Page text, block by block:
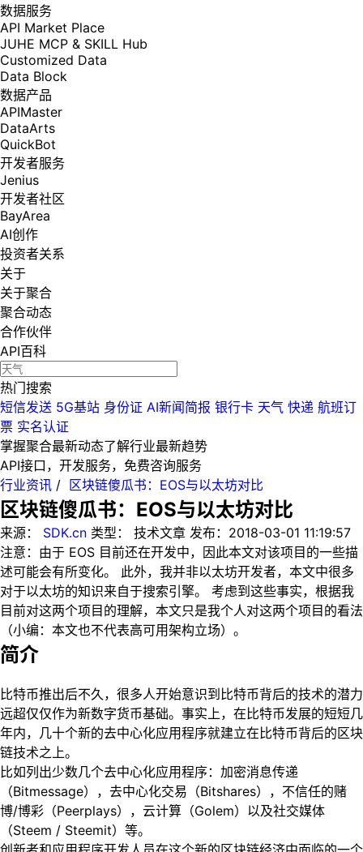
数据服务
API Market Place
JUHE MCP & SKILL Hub
Customized Data
Data Block
数据产品
APIMaster
DataArts
QuickBot
开发者服务
Jenius
开发者社区
BayArea
AI创作
投资者关系
关于
关于聚合
聚合动态
合作伙伴
API百科
热门搜索
短信发送 5G基站 身份证 AI新闻简报 银行卡 天气 快递 航班订
票 实名认证
掌握聚合最新动态了解行业最新趋势
API接口，开发服务，免费咨询服务
行业资讯 / 区块链傻瓜书：EOS与以太坊对比
区块链傻瓜书：EOS与以太坊对比
来源： SDK.cn 类型： 技术文章 发布： 2018-03-01 11:19:57
注意：由于 EOS 目前还在开发中，因此本文对该项目的一些描
述可能会有所变化。 此外，我并非以太坊开发者，本文中很多
对于以太坊的知识来自于搜索引擎。 考虑到这些事实，根据我
目前对这两个项目的理解，本文只是我个人对这两个项目的看法
（小编：本文也不代表高可用架构立场）。
简介
比特币推出后不久，很多人开始意识到比特币背后的技术的潜力
远超仅仅作为新数字货币基础。事实上，在比特币发展的短短几
年内，几十个新的去中心化应用程序就建立在比特币背后的区块
链技术之上。
比如列出少数几个去中心化应用程序：加密消息传递
（Bitmessage），去中心化交易（Bitshares），不信任的赌
博/博彩（Peerplays），云计算（Golem）以及社交媒体
（Steem / Steemit）等。